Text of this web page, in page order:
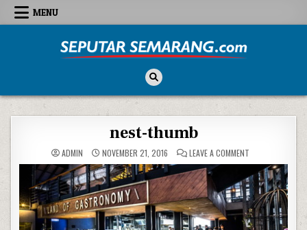
Skip to content
MENU
nest-thumb
ADMIN NOVEMBER 21, 2016 LEAVE A COMMENTON NEST-THUMB